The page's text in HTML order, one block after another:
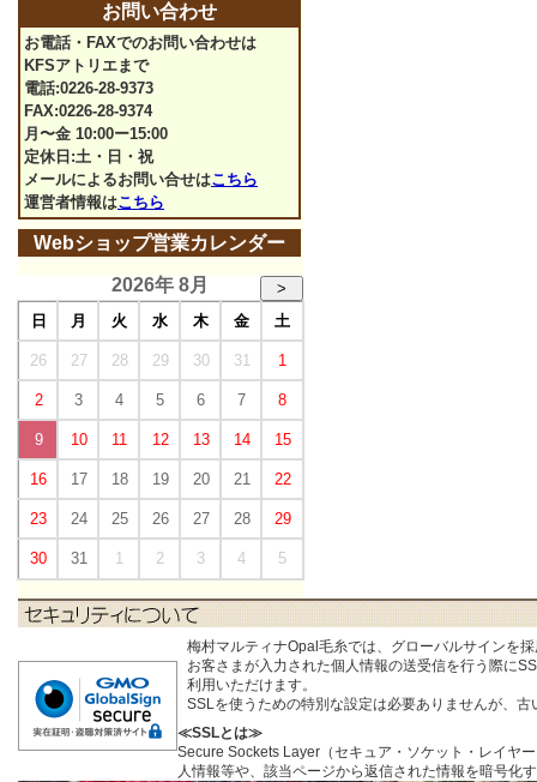
お問い合わせ
お電話・FAXでのお問い合わせは
KFSアトリエまで
電話:0226-28-9373
FAX:0226-28-9374
月〜金 10:00ー15:00
定休日:土・日・祝
メールによるお問い合せはこちら
運営者情報はこちら
Webショップ営業カレンダー
2026年 8月
>
日
月 火 水 木 金 土
26 27 28 29 30 31 1
2 3 4 5 6 7 8
9 10 11 12 13 14 15
16 17 18 19 20 21 22
23 24 25 26 27 28 29
30 31 1 2 3 4 5
梅村マルティナOpal毛糸では、グローバルサインを
お客さまが入力された個人情報の送受信を行う際に
利用いただけます。
SSLを使うための特別な設定は必要ありませんが、
≪SSLとは≫
Secure Sockets Layer（セキュア・ソケット・レイヤ
人情報等や、該当ページから返信された情報を暗号化